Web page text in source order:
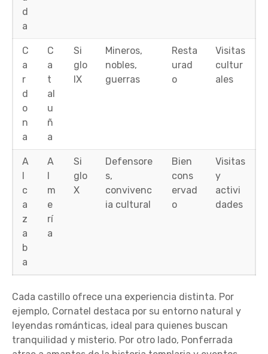
d
a
C
a
r
d
o
n
a
C
a
t
al
u
ñ
a
Si
glo
IX
Mineros,
nobles,
guerras
Resta
urad
o
Visitas
cultur
ales
A
l
c
a
z
a
b
a
A
l
m
e
rí
a
Si
glo
X
Defensore
s,
convivenc
ia cultural
Bien
cons
ervad
o
Visitas
y
activi
dades
Cada castillo ofrece una experiencia distinta. Por
ejemplo, Cornatel destaca por su entorno natural y
leyendas románticas, ideal para quienes buscan
tranquilidad y misterio. Por otro lado, Ponferrada